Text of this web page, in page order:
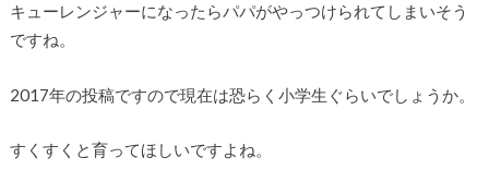
キューレンジャーになったらパパがやっつけられてしまいそう
ですね。
2017年の投稿ですので現在は恐らく小学生ぐらいでしょうか。
すくすくと育ってほしいですよね。